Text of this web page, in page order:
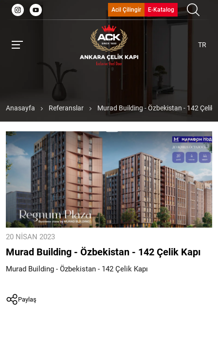
Acil Çilingir E-Katalog
TR
Anasayfa Referanslar Murad Building - Özbekistan - 142 Çelik
20 NISAN 2023
Murad Building - Özbekistan - 142 Çelik Kapı
Murad Building - Özbekistan - 142 Çelik Kapı
Paylaş